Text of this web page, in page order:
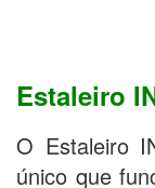
Estaleiro
O Estaleiro
único que